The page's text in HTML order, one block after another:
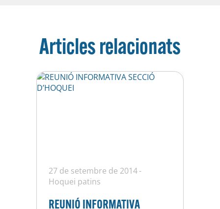
Articles relacionats
27 de setembre de 2014
Hoquei patins
REUNIÓ INFORMATIVA